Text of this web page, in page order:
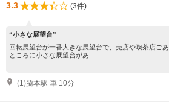
3.3 (3件)
“小さな展望台”
回転展望台が一番大きな展望台で、売店や喫茶店ご
ところに小さな展望台があ...
(1)脇本駅 車 10分